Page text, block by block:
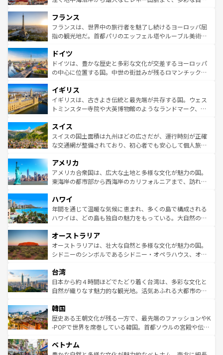
ませてくれるイタリアで、忘れられない旅をしてみよう！
なお、新着のイタリア情報はコンテンツ一覧 を参照してほ
しい。
文化が根付くこの国では、情熱的なフラメンコ、熱気あふ
れる闘牛、そして美味しいタパスが生活の一部となってい
る。首都マドリードの洗練された雰囲気や、バルセロナの
の城塞都市、穏やかなビーチリゾートまで多彩な表情を見
せる。地方によって風土や気候が異なるスペインはその個
性で訪れる人を魅了する。 なお、新着のスペイン情報はコ
フランス
フランスは、世界中の旅行者を魅了し続けるヨーロッパ屈
指の観光地だ。首都パリのエッフェル塔やルーブル美術館
で、幅広い魅力が詰まっている。華麗な宮殿、歴史的な大
聖堂、美しいビーチ、そして豊かな自然が、訪れる者を心
から魅了する。また、フランスは美食の国としても知ら
いる。シャンパンの発祥地であるランス、プロヴァンスの
香り高いラベンダー畑など、多彩な楽しみ方が可能だ。さ
らに、パリ以外の地域にも魅力が溢れており、どの街角に
れる地方に足を運ぶとそれぞれで全く異なる文化を体験で
きるだろう。 なお、新着のフランス情報はコンテンツ一覧
を参照してほしい。
ドイツ
ドイツは、豊かな歴史と多彩な文化が交差するヨーロッパ
の中心に位置する国。中世の街並みが残るロマンチック街
顔を持つこの国は、どこを歩いても飽きることがない。ベ
ルリンの文化的活気、バイエルン州のアルプスの絶景、そ
してライン川沿いのワイン畑といった風景は必見。ビール
は、お酒好きな人にはぜひ体験してほしい。 なお、新着の
ドイツ情報はコンテンツ一覧を参照してほしい。
イギリス
イギリスは、古きよき伝統と最先端が共存する国。ウェス
トミンスター寺院や大英博物館のようなランドマーク、歴
リアごとに異なる魅力がある。また、優雅なアフタヌーン
ティー、ビール好きにはたまらない英国パブ、サッカー観
戦など、本場だからこそできる体験も豊富。イギリスを旅
ンツ一覧を参照してほしい。
スイス
スイスの国土面積は九州ほどの広さだが、運行時刻が正確
な交通網が整備されており、初心者でも安心して個人旅行
の建物がそのまま残る町や、スイスならではのユニークな
博物館もあり、アルプス観光だけでなく町歩きも満喫する
ことができる。国民の所得が高いため物価も高いが、旅行
ば市内交通費無料で観光を楽しむこともできる。 なお、新
着のスイス情報はコンテンツ一覧 を参照してほしい。
アメリカ
アメリカ合衆国は、広大な土地と多様な文化が魅力の国。
東海岸の都市部から西海岸のカリフォルニアまで、訪れる
のような巨大都市は、観光、ショッピング、エンターテイ
ンメントが詰まった刺激的なスポットだ。一方、アメリカ
西部には大自然が広がり、グランドキャニオンやイエロー
部のニューオーリンズでは、音楽と美食が融合した独特の
文化が魅力。旅行者はアメリカの各地域で異なる魅力を楽
しみながら、その多様性と豊かな歴史を感じることができ
ならではの贅沢な旅のスタイルだ。 なお、新着のアメリカ
情報はコンテンツ一覧を参照してほしい。
ハワイ
年間を通じて温暖な気候に恵まれ、多くの島で構成される
ハワイは、どの島も独自の魅力をもっている。大自然の神
ワイ島は見逃せない。また、定番の観光地といえばオアフ
島だが、静かな自然を求めるならマウイ島やカウアイ島が
おすすめ。エメラルドグリーンに輝く海をはじめ、豊かな
れるおもてなしの心で訪れる人々を迎えてくれるハワイの
人々、おいしいローカルフードやハワイアンミュージッ
ク、伝統的なフラダンスなど、すべてがハワイの魅力を彩
ワイを、存分に味わってほしい。 なお、新着のハワイ情報
はコンテンツ一覧を参照してほしい。
オーストラリア
オーストラリアは、壮大な自然と多様な文化が魅力の国。
シドニーのシンボルであるシドニー・オペラハウス、オー
リアリーフや大陸中央部にそびえるウルル（エアーズロッ
ク）、タスマニアの美しい原生林やケアンズの熱帯雨林な
ど、見どころがたくさん。また、カフェやワイン、オージ
いる。アクティビティも充実しており、サーフィンやダイ
ビング、ハイキングなど、アウトドア好きにはたまらな
い。オーストラリアの多彩な魅力を存分に味わいつくそ
参照してほしい。
台湾
日本から約４時間ほどでたどり着く台湾は、多彩な文化と
自然が織りなす魅力的な観光地。活気あふれる大都市の台
ン）、静ひつな山岳地帯である台湾東部など、都市の喧騒
と山間の静けさが共存しており、訪れる人に新しい発見と
驚きをもたらしてくれる。また、奥深い台湾の食文化も魅
容にもいいと評判のスイーツなど、バラエティ豊かな料理
が味わえる。 なお、新着の台湾情報は コンテンツ一覧を参
韓国
歴史ある王朝文化が残る一方で、最先端のファッションやK
-POPで世界を席巻している韓国。首都ソウルの宮殿や伝統
き、地方に足を延ばせば四季折々の自然美を楽しむことが
ベトナム